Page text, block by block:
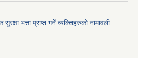
भत्ता प्राप्त गर्ने व्यक्तिहरुको नामावली